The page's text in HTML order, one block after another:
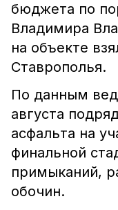
бюджета по
Владимира
на объекте
Ставрополья.
По данным
августа
асфальта на
финальной
примыканий,
обочин.